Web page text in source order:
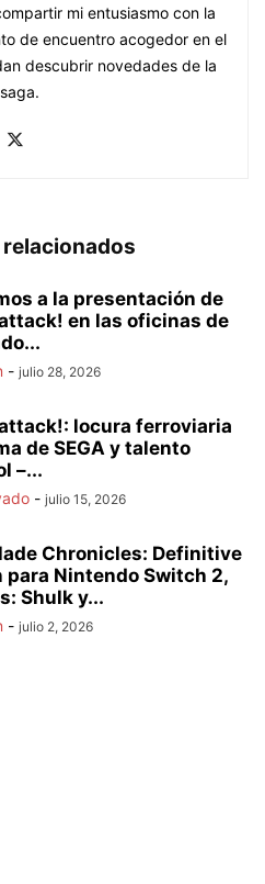
mi entusiasmo con la
de encuentro acogedor en el
descubrir novedades de la
saga.
a la presentación de
en las oficinas de
- julio 28, 2026
locura ferroviaria
de SEGA y talento
–...
- julio 15, 2026
Chronicles: Definitive
para Nintendo Switch 2,
Shulk y...
- julio 2, 2026